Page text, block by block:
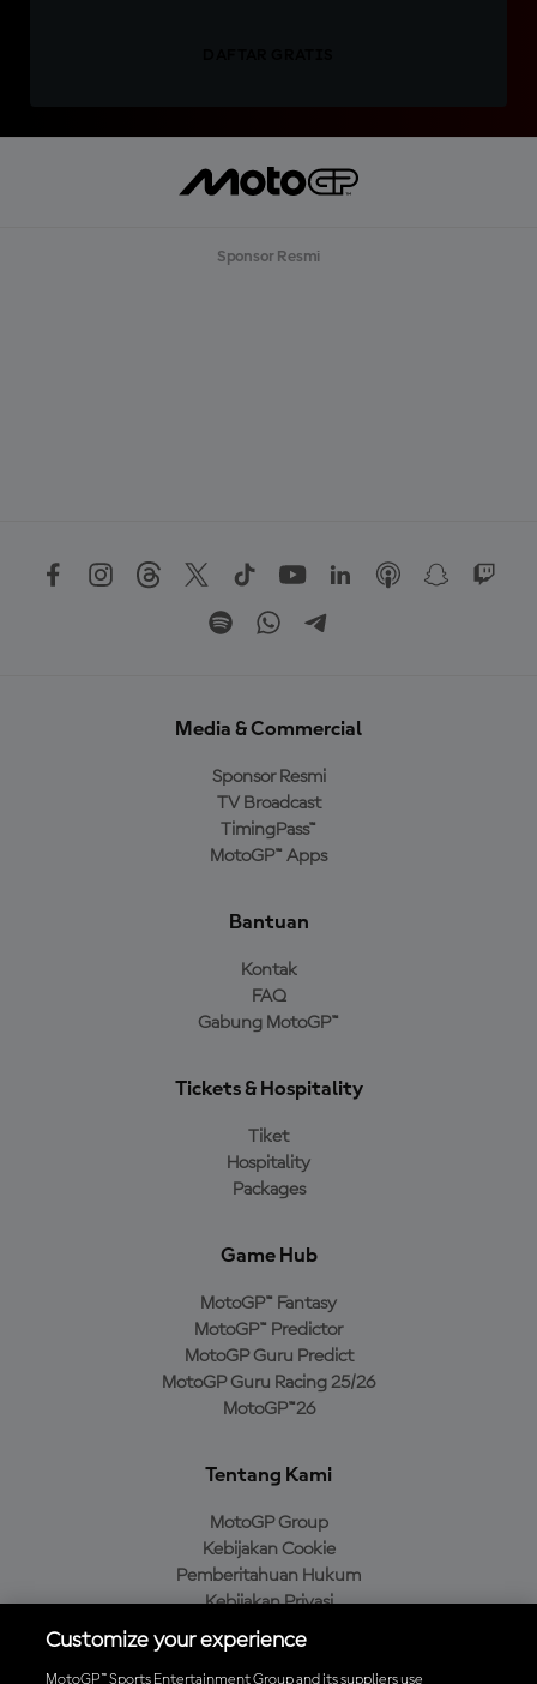
Sponsor Resmi
Media & Commercial
Sponsor Resmi
TV Broadcast
TimingPass™
MotoGP™ Apps
Bantuan
Kontak
FAQ
Gabung MotoGP™
Tickets & Hospitality
Tiket
Hospitality
Packages
Game Hub
MotoGP™ Fantasy
MotoGP™ Predictor
MotoGP Guru Predict
MotoGP Guru Racing 25/26
MotoGP™26
Tentang Kami
MotoGP Group
Kebijakan Cookie
Pemberitahuan Hukum
Kebijakan Privasi
Kebijakan Pembelian
Customize your experience
MotoGP™ Sports Entertainment Group and its suppliers use